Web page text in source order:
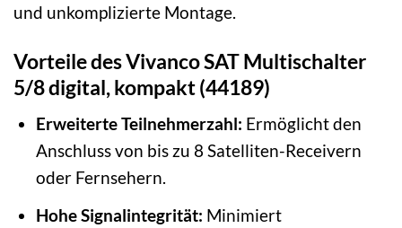
und unkomplizierte Montage.
Vorteile des Vivanco SAT Multischalter
5/8 digital, kompakt (44189)
Erweiterte Teilnehmerzahl: Ermöglicht den
Anschluss von bis zu 8 Satelliten-Receivern
oder Fernsehern.
Hohe Signalintegrität: Minimiert